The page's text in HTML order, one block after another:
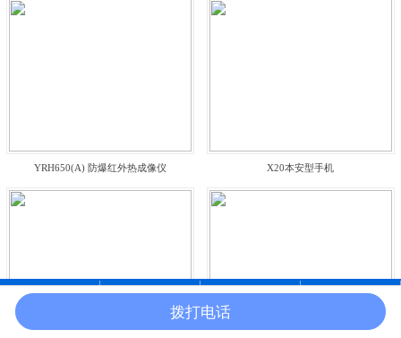
YRH650(A) 防爆红外热成像仪 X20本安型手机
电话咨询 产品中心
拨打电话